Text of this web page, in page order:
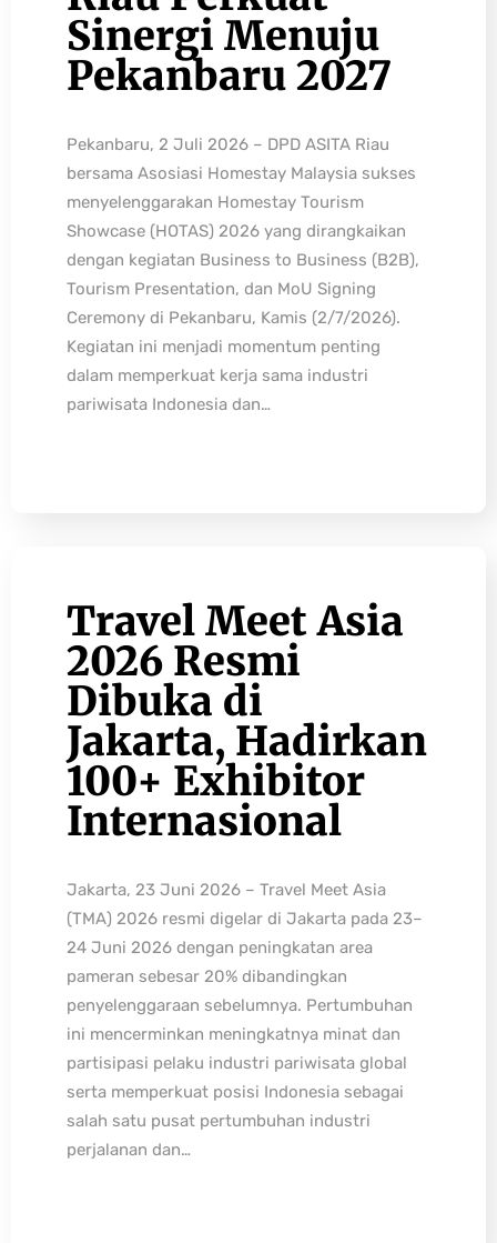
Sinergi Menuju
Pekanbaru 2027
Pekanbaru, 2 Juli 2026 – DPD ASITA Riau
bersama Asosiasi Homestay Malaysia sukses
menyelenggarakan Homestay Tourism
Showcase (HOTAS) 2026 yang dirangkaikan
dengan kegiatan Business to Business (B2B),
Tourism Presentation, dan MoU Signing
Ceremony di Pekanbaru, Kamis (2/7/2026).
Kegiatan ini menjadi momentum penting
dalam memperkuat kerja sama industri
pariwisata Indonesia dan…
Travel Meet Asia
2026 Resmi
Dibuka di
Jakarta, Hadirkan
100+ Exhibitor
Internasional
Jakarta, 23 Juni 2026 – Travel Meet Asia
(TMA) 2026 resmi digelar di Jakarta pada 23–
24 Juni 2026 dengan peningkatan area
pameran sebesar 20% dibandingkan
penyelenggaraan sebelumnya. Pertumbuhan
ini mencerminkan meningkatnya minat dan
partisipasi pelaku industri pariwisata global
serta memperkuat posisi Indonesia sebagai
salah satu pusat pertumbuhan industri
perjalanan dan…